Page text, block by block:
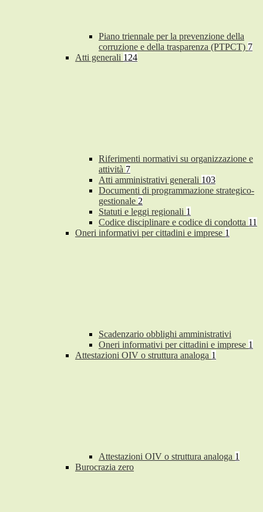
Piano triennale per la prevenzione della
corruzione e della trasparenza (PTPCT) 7
Atti generali 124
Riferimenti normativi su organizzazione e
attività 7
Atti amministrativi generali 103
Documenti di programmazione strategico-
gestionale 2
Statuti e leggi regionali 1
Codice disciplinare e codice di condotta 11
Oneri informativi per cittadini e imprese 1
Scadenzario obblighi amministrativi
Oneri informativi per cittadini e imprese 1
Attestazioni OIV o struttura analoga 1
Attestazioni OIV o struttura analoga 1
Burocrazia zero